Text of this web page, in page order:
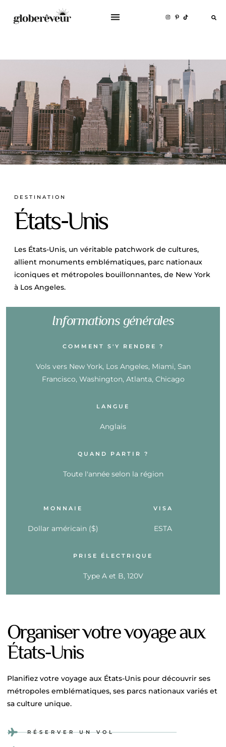
DESTINATION
États-Unis
Les États-Unis, un véritable patchwork de cultures,
allient monuments emblématiques, parc nationaux
iconiques et métropoles bouillonnantes, de New York
à Los Angeles.
Informations générales
COMMENT S'Y RENDRE ?
Vols vers New York, Los Angeles, Miami, San
Francisco, Washington, Atlanta, Chicago
LANGUE
Anglais
QUAND PARTIR ?
Toute l'année selon la région
MONNAIE
Dollar américain ($)
VISA
ESTA
PRISE ÉLECTRIQUE
Type A et B, 120V
Organiser votre voyage aux
États-Unis
Planifiez votre voyage aux États-Unis pour découvrir ses
métropoles emblématiques, ses parcs nationaux variés et
sa culture unique.
RÉSERVER UN VOL